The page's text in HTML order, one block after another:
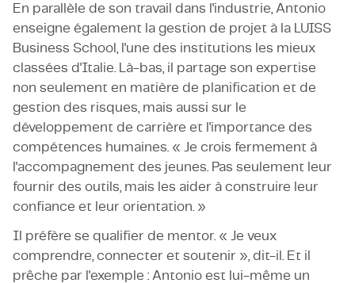
En parallèle de son travail dans l'industrie, Antonio
enseigne également la gestion de projet à la LUISS
Business School, l'une des institutions les mieux
classées d'Italie. Là-bas, il partage son expertise
non seulement en matière de planification et de
gestion des risques, mais aussi sur le
développement de carrière et l'importance des
compétences humaines. « Je crois fermement à
l'accompagnement des jeunes. Pas seulement leur
fournir des outils, mais les aider à construire leur
confiance et leur orientation. »
Il préfère se qualifier de mentor. « Je veux
comprendre, connecter et soutenir », dit-il. Et il
prêche par l'exemple : Antonio est lui-même un